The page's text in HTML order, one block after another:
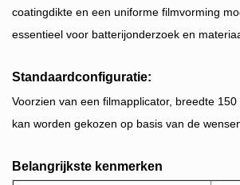
coatingdikte en een uniforme filmvorming
essentieel voor batterijonderzoek en
Standaardconfiguratie:
Voorzien van een filmapplicator, breedte
kan worden gekozen op basis van de
Belangrijkste kenmerken